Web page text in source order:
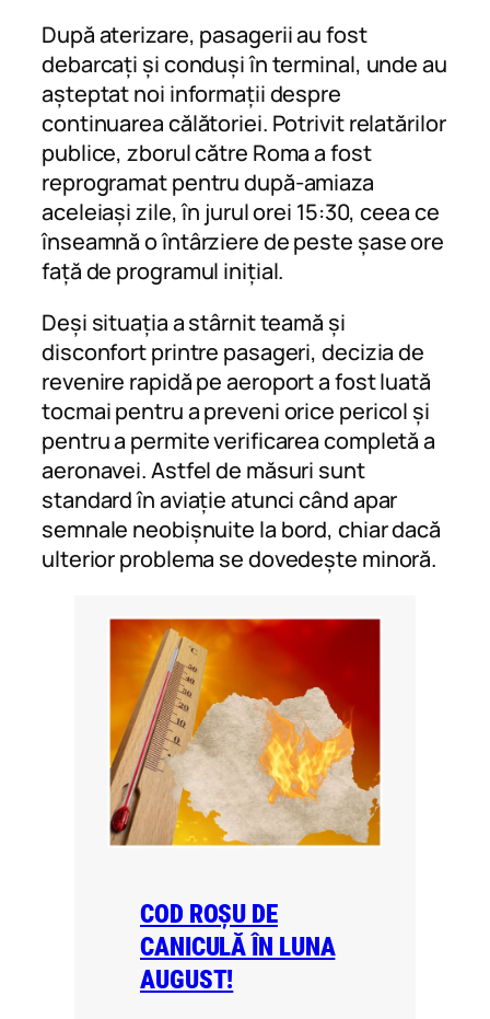
După aterizare, pasagerii au fost
debarcați și conduși în terminal, unde au
așteptat noi informații despre
continuarea călătoriei. Potrivit relatărilor
publice, zborul către Roma a fost
reprogramat pentru după-amiaza
aceleiași zile, în jurul orei 15:30, ceea ce
înseamnă o întârziere de peste șase ore
față de programul inițial.
Deși situația a stârnit teamă și
disconfort printre pasageri, decizia de
revenire rapidă pe aeroport a fost luată
tocmai pentru a preveni orice pericol și
pentru a permite verificarea completă a
aeronavei. Astfel de măsuri sunt
standard în aviație atunci când apar
semnale neobișnuite la bord, chiar dacă
ulterior problema se dovedește minoră.
COD ROȘU DE
CANICULĂ ÎN LUNA
AUGUST!